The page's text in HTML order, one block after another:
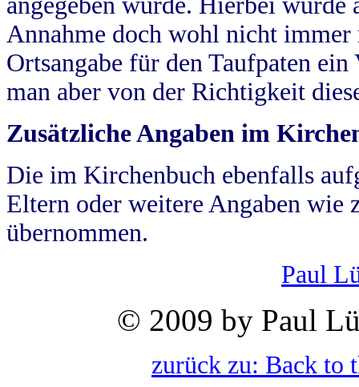
Annahme doch wohl nicht
Ortsangabe für den Taufpaten
man aber von der Richtigkeit
Zusätzliche Angaben im
Die im Kirchenbuch ebenfalls
Eltern oder weitere Angaben wie
übernommen.
Paul
© 2009 by Paul
zurück zu: Back to